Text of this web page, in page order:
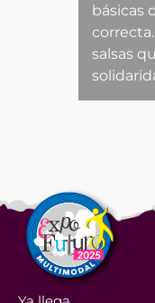
básicas
salsas